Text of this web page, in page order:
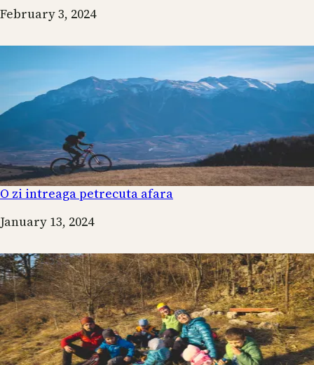
Date
February 3, 2024
O zi intreaga petrecuta afara
Date
January 13, 2024